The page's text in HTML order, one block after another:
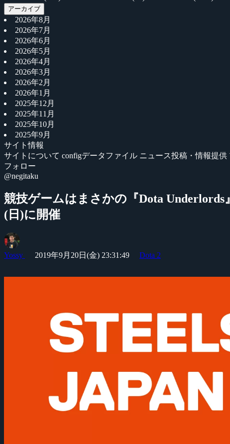
アーカイブ
2026年8月
2026年7月
2026年6月
2026年5月
2026年4月
2026年3月
2026年2月
2026年1月
2025年12月
2025年11月
2025年10月
2025年9月
サイト情報
サイトについて configデータファイル ニュース投稿・情報提供
フォロー
@negitaku
競技ゲームはまさかの『Dota Underlords
(日)に開催
Yossy 2019年9月20日(金) 23:31:49 Dota 2